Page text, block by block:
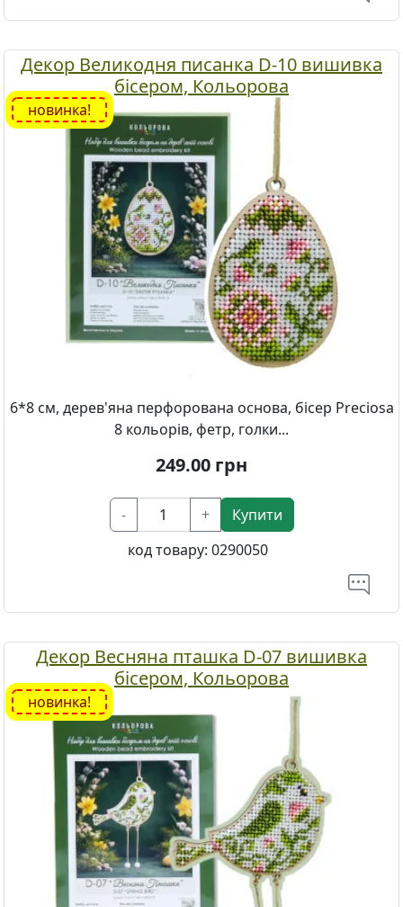
Декор Великодня писанка D-10 вишивка
бісером, Кольорова
новинка!
6*8 см, дерев'яна перфорована основа, бісер Preciosa
8 кольорів, фетр, голки...
249.00 грн
- +
Купити
код товару: 0290050
Декор Весняна пташка D-07 вишивка
бісером, Кольорова
новинка!